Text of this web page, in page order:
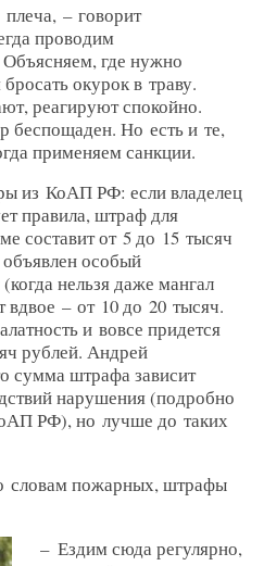
– ​говорит
проводим
где нужно
окурок в траву.
реагируют спокойно.
беспощаден. Но есть и те,
применяем санкции.
из КоАП РФ: если владелец
правила, штраф для
составит от 5 до 15 тысяч
особый
нельзя даже мангал
вдвое – ​от 10 до 20 тысяч.
и вовсе придется
руб­лей. Андрей
сумма штрафа зависит
нарушения (подробно
РФ), но лучше до таких
словам пожарных, штрафы
– Ездим сюда регулярно,